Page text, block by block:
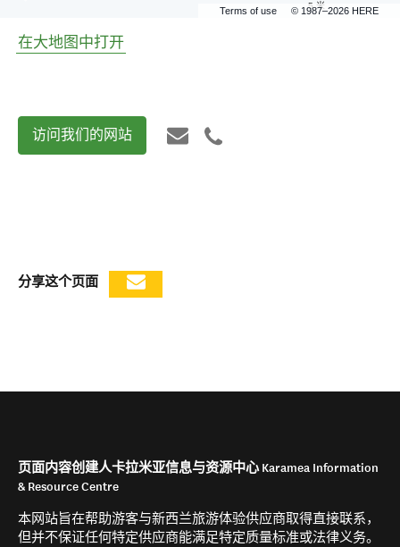
Terms of use © 1987–2026 HERE
5 米
在大地图中打开
访问我们的网站
分享这个页面
页面内容创建人卡拉米亚信息与资源中心 Karamea Information
& Resource Centre
本网站旨在帮助游客与新西兰旅游体验供应商取得直接联系，
但并不保证任何特定供应商能满足特定质量标准或法律义务。